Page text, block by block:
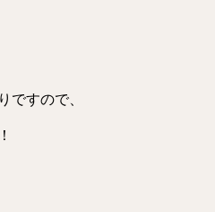
ですので、